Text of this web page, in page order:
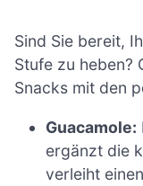
Sind Sie bereit,
Stufe zu heben?
Snacks mit den
Guacamole:
ergänzt die
verleiht